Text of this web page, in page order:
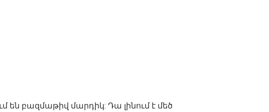
բազմաթիվ մարդիկ: Դա լինում է մեծ